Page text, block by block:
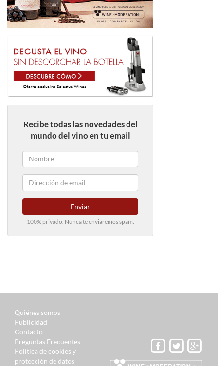
Recibe todas las novedades del
mundo del vino en tu email
Enviar
100% privado. Nunca te enviaremos spam.
Quiénes somos
Publicidad
Contacto
Preguntas Frecuentes
Política de cookies y
protección de datos